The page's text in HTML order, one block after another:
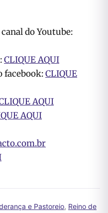
do Youtube:
CLIQUE AQUI
facebook:CLIQUE
AQUI
AQUI
e Pastoreio, Reino de